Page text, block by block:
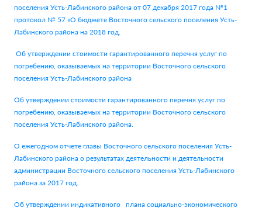
поселения Усть-Лабинского района от 07 декабря 2017 года №1
протокол № 57 «О бюджете Восточного сельского поселения Усть-
Лабинского района на 2018 год.
Об утверждении стоимости гарантированного перечня услуг по
погребению, оказываемых на территории Восточного сельского
поселения Усть-Лабинского района
Об утверждении стоимости гарантированного перечня услуг по
погребению, оказываемых на территории Восточного сельского
поселения Усть-Лабинского района.
О ежегодном отчете главы Восточного сельского поселения Усть-
Лабинского района о результатах деятельности и деятельности
администрации Восточного сельского поселения Усть-Лабинского
района за 2017 год.
Об утверждении индикативного плана социально-экономического